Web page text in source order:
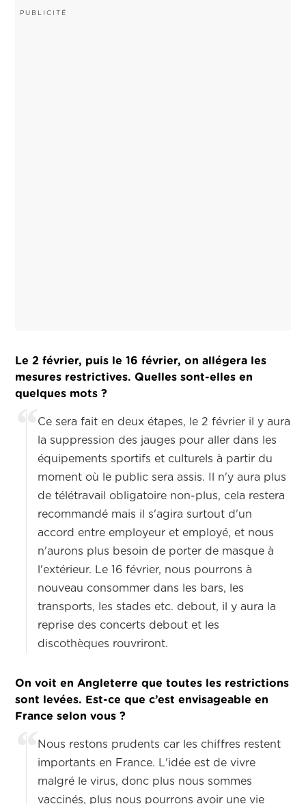
Le 2 février, puis le 16 février, on allégera les
mesures restrictives. Quelles sont-elles en
quelques mots ?
Ce sera fait en deux étapes, le 2 février il y aura
la suppression des jauges pour aller dans les
équipements sportifs et culturels à partir du
moment où le public sera assis. Il n'y aura plus
de télétravail obligatoire non-plus, cela restera
recommandé mais il s'agira surtout d'un
accord entre employeur et employé, et nous
n'aurons plus besoin de porter de masque à
l'extérieur. Le 16 février, nous pourrons à
nouveau consommer dans les bars, les
transports, les stades etc. debout, il y aura la
reprise des concerts debout et les
discothèques rouvriront.
On voit en Angleterre que toutes les restrictions
sont levées. Est-ce que c’est envisageable en
France selon vous ?
Nous restons prudents car les chiffres restent
importants en France. L'idée est de vivre
malgré le virus, donc plus nous sommes
vaccinés, plus nous pourrons avoir une vie